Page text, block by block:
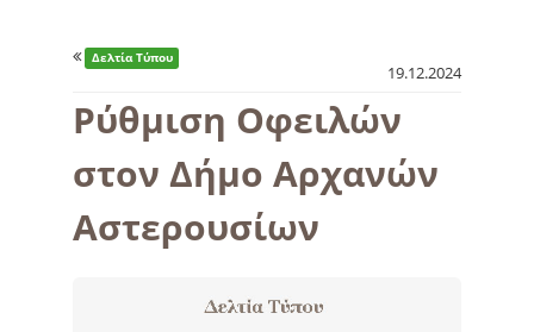
Δελτία Τύπου
19.12.2024
Ρύθμιση Οφειλών
στον Δήμο Αρχανών
Αστερουσίων